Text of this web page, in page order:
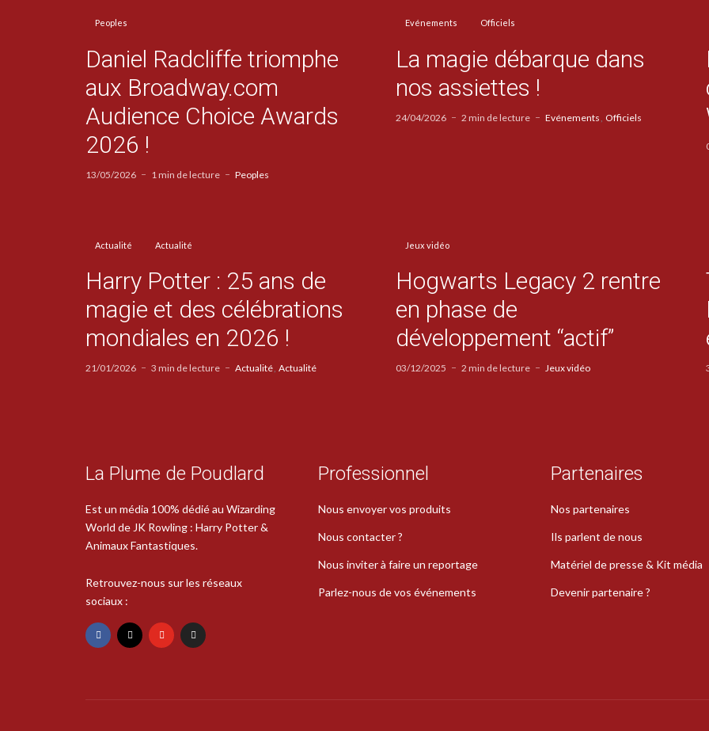
Peoples
Daniel Radcliffe triomphe
aux Broadway.com
Audience Choice Awards
2026 !
13/05/2026 1 min de lecture Peoples
Evénements Officiels
La magie débarque dans
nos assiettes !
24/04/2026 2 min de lecture Evénements Officiels
Actualité Actualité
Harry Potter : 25 ans de
magie et des célébrations
mondiales en 2026 !
21/01/2026 3 min de lecture Actualité Actualité
Jeux vidéo
Hogwarts Legacy 2 rentre
en phase de
développement “actif”
03/12/2025 2 min de lecture Jeux vidéo
La Plume de Poudlard
Est un média 100% dédié au Wizarding
World de JK Rowling : Harry Potter &
Animaux Fantastiques.
Retrouvez-nous sur les réseaux
sociaux :
Professionnel
Nous envoyer vos produits
Nous contacter ?
Nous inviter à faire un reportage
Parlez-nous de vos événements
Partenaires
Nos partenaires
Ils parlent de nous
Matériel de presse & Kit média
Devenir partenaire ?